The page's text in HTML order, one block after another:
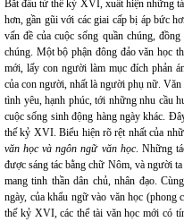
Bắt đầu từ thế kỷ XVI, xuất hiện những
hơn, gần gũi với các giai cấp bị áp bức
vấn đề của cuộc sống quần chúng,
chúng. Một bộ phận đông đảo văn học
mới, lấy con người làm mục đích phản
của con người, nhất là người phụ nữ. Văn
tình yêu, hạnh phúc, tới những nhu cầu
cuộc sống sinh động hàng ngày khác.
thế kỷ XVI. Biểu hiện rõ rệt nhất của
văn học và ngôn ngữ văn học. Những
được sáng tác bằng chữ Nôm, và người
mang tinh thần dân chủ, nhân đạo.
ngày, của khẩu ngữ vào văn học (phong
thế kỷ XVI, các thể tài văn học mới có